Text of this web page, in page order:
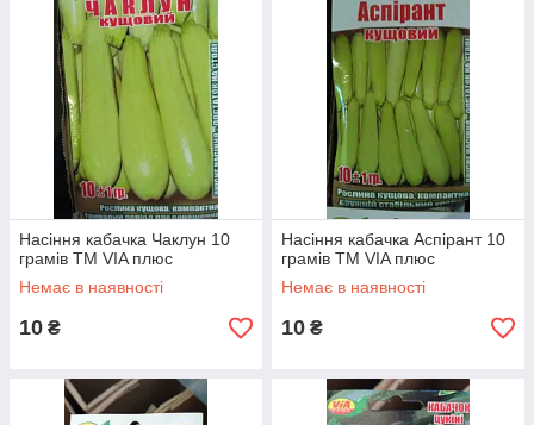
Насіння кабачка Чаклун 10
грамів ТМ VIA плюс
Немає в наявності
10 ₴
Насіння кабачка Аспірант 10
грамів ТМ VIA плюс
Немає в наявності
10 ₴